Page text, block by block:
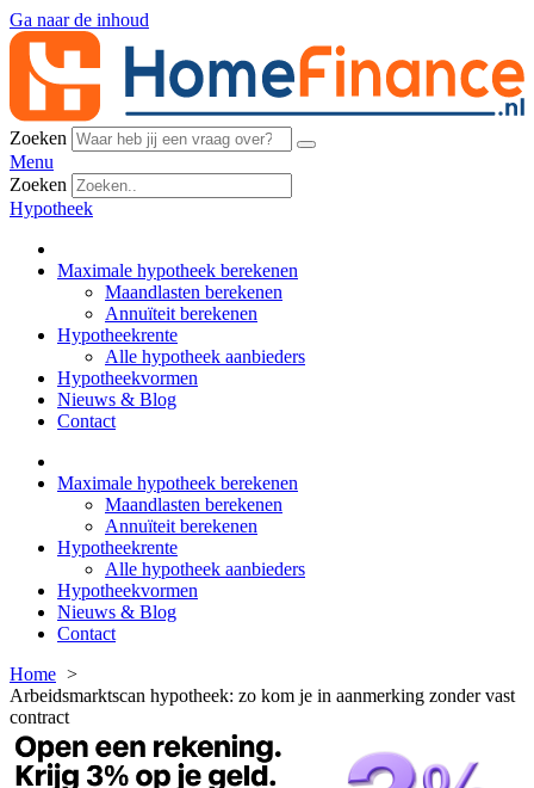
Ga naar de inhoud
Zoeken
Menu
Zoeken
Hypotheek
Maximale hypotheek berekenen
Maandlasten berekenen
Annuïteit berekenen
Hypotheekrente
Alle hypotheek aanbieders
Hypotheekvormen
Nieuws & Blog
Contact
Maximale hypotheek berekenen
Maandlasten berekenen
Annuïteit berekenen
Hypotheekrente
Alle hypotheek aanbieders
Hypotheekvormen
Nieuws & Blog
Contact
Home
Arbeidsmarktscan hypotheek: zo kom je in aanmerking zonder vast
contract